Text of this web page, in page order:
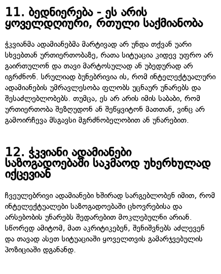
11. ბედნიერება - ეს არის
ყოველდღიური, რთული საქმიანობა
ჭკვიანმა ადამიანებმა მარტივად არ უნდა თქვან უარი
სხვებთან ურთიერთობაზე, რათა სიტუაცია კიდევ უფრო არ
გაირთულონ და თავი მარტოსულად ან უბედურად არ
იგრძნონ. სრულიად ბუნებრივია ის, რომ ინტელექტუალური
ადამიანების უმრავლესობა ფლობს უცნაურ უნარებს და
შესაძლებლობებს. თუმცა, ეს არ არის იმის საბაბი, რომ
ურთიერთობა შეზღუდონ ან შეწყვიტონ მათთან, ვინც არ
გამოირჩევა მსგავსი მგრძნობელობით ან უნარებით.
12. ჭკვიანი ადამიანები
საზოგადოებაში საკმაოდ უხერხულად
იქცევიან
ჩვეულებრივი ადამიანები ხშირად სარგებლობენ იმით, რომ
ინტელექტუალები საზოგადოებაში ცხოვრებისა და
არსებობის უნარებს შედარებით მოკლებულნი არიან.
სწორედ ამიტომ, მათ აკრიტიკებენ, შენიშვნებს აძლევენ
და თავად ასეთ სიტუაციაში ყოველთვის გამარჯვებულის
პოზიციაში დგანანდ.